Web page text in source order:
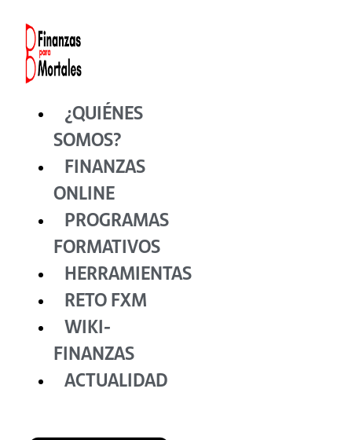
contenido
¿QUIÉNES
SOMOS?
FINANZAS
ONLINE
PROGRAMAS
FORMATIVOS
HERRAMIENTAS
RETO FXM
WIKI-
FINANZAS
ACTUALIDAD